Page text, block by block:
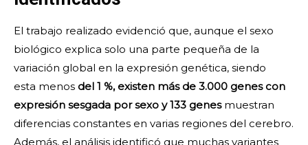
El trabajo realizado evidenció que, aunque el sexo
biológico explica solo una parte pequeña de la
variación global en la expresión genética, siendo
esta menos del 1 %, existen más de 3.000 genes con
expresión sesgada por sexo y 133 genesmuestran
diferencias constantes en varias regiones del cerebro.
Además, el análisis identificó que muchas variantes